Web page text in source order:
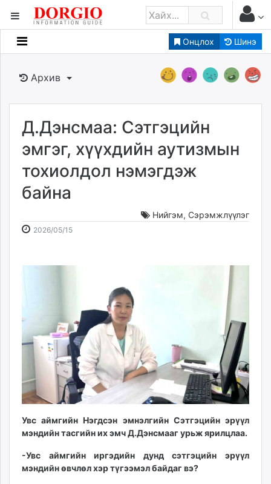
Онцлох Шинэ
Мэдээллийн
Банк санхүү
Бизнес ААН
Төрийн
Нийслэлийн
dorgio.mn
Gogo.mn
news.mn
zindaa.mn
tovch.mn
24tsag.mn
shuud.mn
ergelt.mn
zarig.mn
today.mn
zuv.mn
ugluu.mn
Архив
Д.Дэнсмаа: Сэтгэцийн
эмгэг, хүүхдийн аутизмын
тохиолдол нэмэгдэж
байна
Нийгэм, Сэрэмжлүүлэг
2026/05/152026-
2026-
Увс аймгийн Нэгдсэн эмнэлгийн Сэтгэцийн эрүүл
мэндийн тасгийн их эмч Д.Дэнсмааг урьж ярилцлаа.
-Увс аймгийн иргэдийн дунд сэтгэцийн эрүүл
мэндийн өвчлөл хэр түгээмэл байдаг вэ?